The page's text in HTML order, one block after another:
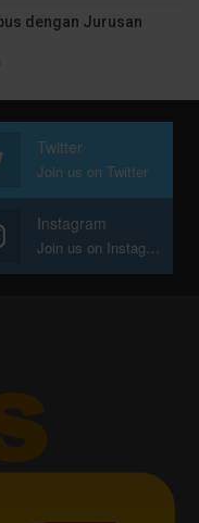
dengan Jurusan
Twitter
Join us on Twitter
Instagram
Join us on Instagram